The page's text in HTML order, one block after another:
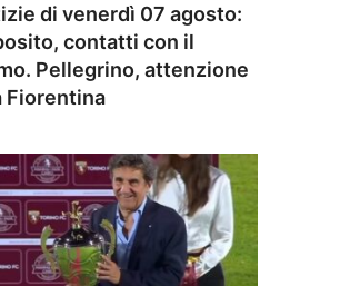
di venerdì 07 agosto:
contatti con il
Pellegrino, attenzione
Fiorentina